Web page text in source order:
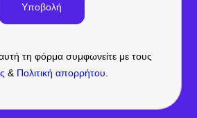
τη φόρμα συμφωνείτε με τους
& Πολιτική απορρήτου.